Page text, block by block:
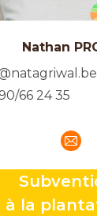
Nathan
66 24 35
E-
mail
à la